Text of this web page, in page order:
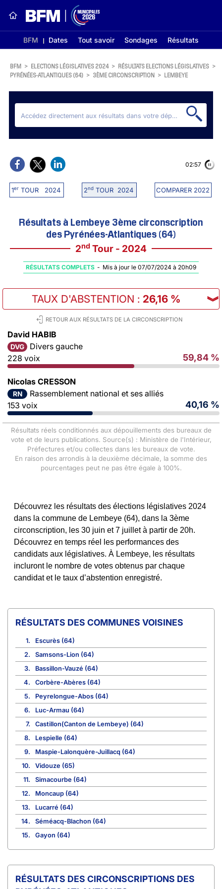
BFM Dates Tout savoir Sondages Résultats
BFM > ELECTIONS LÉGISLATIVES 2024 > RÉSULTATS ELECTIONS LÉGISLATIVES >
PYRÉNÉES-ATLANTIQUES (64) > 3ÈME CIRCONSCRIPTION > LEMBEYE
1erTOUR 2024 2ndTOUR 2024 COMPARER 2022
02:56
Résultats à Lembeye 3ème circonscription
des Pyrénées-Atlantiques (64)
2nd Tour - 2024
RÉSULTATS COMPLETS - Mis à jour le 07/07/2024 à 20h09
TAUX D'ABSTENTION : 26,16 % ︾
RETOUR AUX RÉSULTATS DE LA CIRCONSCRIPTION
David HABIB
DVG
Divers gauche
228 voix
59,84 %
Nicolas CRESSON
RN
Rassemblement national et ses alliés
153 voix
40,16 %
Résultats réels conditionnés aux dépouillements des bureaux de
vote et de leurs publications. Source(s) : Ministère de l'Intérieur,
Préfectures et/ou collectes dans les bureaux de vote.
En raison des arrondis à la deuxième décimale, la somme des
pourcentages peut ne pas être égale à 100%.
Découvrez les résultats des élections législatives 2024
dans la commune de Lembeye (64), dans la 3ème
circonscription, les 30 juin et 7 juillet à partir de 20h.
Découvrez en temps réel les performances des
candidats aux législatives. À Lembeye, les résultats
incluront le nombre de votes obtenus par chaque
candidat et le taux d’abstention enregistré.
COMMUNES VOISINES
1.
Escurès (64)
2.
Samsons-Lion (64)
3.
Bassillon-Vauzé (64)
4.
Corbère-Abères (64)
5.
Peyrelongue-Abos (64)
6.
Luc-Armau (64)
7.
Castillon(Canton de Lembeye) (64)
8.
Lespielle (64)
9.
Maspie-Lalonquère-Juillacq (64)
10.
Vidouze (65)
11.
Simacourbe (64)
12.
Moncaup (64)
13.
Lucarré (64)
14.
Séméacq-Blachon (64)
15.
Gayon (64)
CIRCONSCRIPTIONS DES